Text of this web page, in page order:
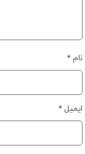
نام*
ایمیل*